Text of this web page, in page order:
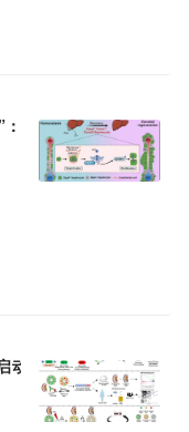
：PIEZO1感知张力，驱
动并维持慢性肾病的自